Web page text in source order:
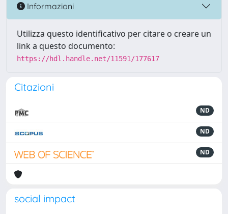
Informazioni
Utilizza questo identificativo per citare o creare un
link a questo documento:
https://hdl.handle.net/11591/177617
Citazioni
ND
ND
ND
social impact